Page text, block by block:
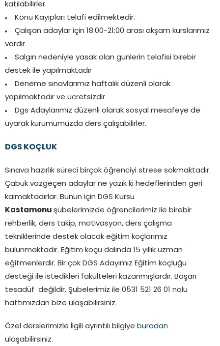
katılabilirler.
Konu Kayıpları telafi edilmektedir.
Çalışan adaylar için 18:00-21:00 arası akşam kurslarımız
vardır
Salgın nedeniyle yasak olan günlerin telafisi birebir
destek ile yapılmaktadır
Deneme sınavlarımız haftalık düzenli olarak
yapılmaktadır ve ücretsizdir
Dgs Adaylarımız düzenli olarak sosyal mesafeye de
uyarak kurumumuzda ders çalışabilirler.
DGS KOÇLUK
Sınava hazırlık süreci birçok öğrenciyi strese sokmaktadır.
Çabuk vazgeçen adaylar ne yazık ki hedeflerinden geri
kalmaktadırlar. Bunun için DGS Kursu
Kastamonu şubelerimizde öğrencilerimiz ile birebir
rehberlik, ders takip, motivasyon, ders çalışma
tekniklerinde destek olacak eğitim koçlarımız
bulunmaktadır. Eğitim koçu dalında 15 yıllık uzman
eğitmenlerdir. Bir çok DGS Adayımız Eğitim koçluğu
desteği ile istedikleri fakülteleri kazanmışlardır. Başarı
tesadüf değildir. Şubelerimiz ile 0531 521 26 01 nolu
hattımızdan bize ulaşabilirsiniz.
Özel derslerimizle İlgili ayrıntılı bilgiye buradan
ulaşabilirsiniz.